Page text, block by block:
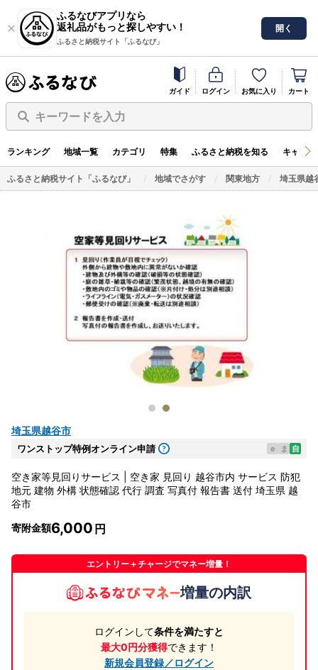
ふるなびアプリなら
返礼品がもっと探しやすい！
ふるさと納税サイト「ふるなび」
開く
ガイド ログイン お気に入り カート
キーワードを入力
ランキング 地域一覧 カテゴリ 特集 ふるさと納税を知る キャン
ふるさと納税サイト「ふるなび」 地域でさがす 関東地方 埼玉県越
埼玉県越谷市
ワンストップ特例オンライン申請 e ま 自
空き家等見回りサービス | 空き家 見回り 越谷市内 サービス 防犯
地元 建物 外構 状態確認 代行 調査 写真付 報告書 送付 埼玉県 越
谷市
寄附金額6,000
エントリー＋チャージでマネー増量！
増量の内訳
ログインして条件を満たすと
最大0円分獲得できます！
新規会員登録／ログイン